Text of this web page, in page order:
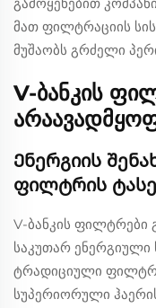
მათ ფილტრაციის
მუშაობს გრძელი
V-ბანკის
Ენერგიის
ფილტრის
V-ბანკის ფილტრები
საკუთარ ენერგიული
ტრადიციული
სუპერიორული